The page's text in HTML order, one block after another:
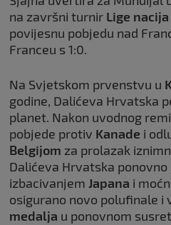
na završni turnir Lige nacija
povijesnu pobjedu nad
Franceu s 1:0.
Na Svjetskom prvenstvu u
godine, Dalićeva Hrvatska
planet. Nakon uvodnog
pobjede protiv Kanade i
Belgijom za prolazak
Dalićeva Hrvatska
izbacivanjem Japana i
osigurano novo polufinale i
medalja u ponovnom